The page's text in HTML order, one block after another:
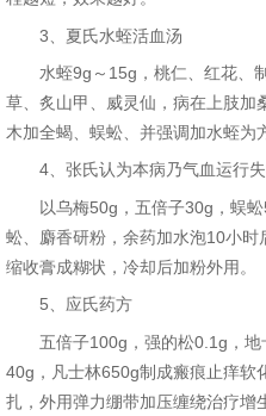
3、夏氏水蛭活血汤
水蛭9g～15g，桃仁、红花、
草、炙山甲、威灵仙，病在上肢加
木加全蝎、蜈蚣、并强调加水蛭为
4、张氏认为本病乃气血运行失
以乌梅50g，五倍子30g，蜈蚣
蚣、麝香研粉，余药加水泡10小
缩收膏成糊状，冷却后加粉外用。
5、应氏药方
五倍子100g，强的松0.1g，地
40g，凡士林650g制成瘢痕止痒软
扎，外用弹力绷带加压缠绕治疗增